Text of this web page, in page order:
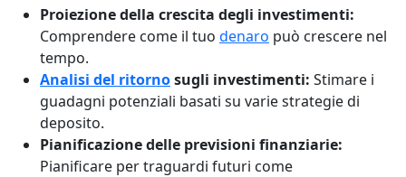
Proiezione della crescita degli investimenti:
Comprendere come il tuo denaro può crescere nel
tempo.
Analisi del ritornosugli investimenti: Stimare i
guadagni potenziali basati su varie strategie di
deposito.
Pianificazione delle previsioni finanziarie:
Pianificare per traguardi futuri come